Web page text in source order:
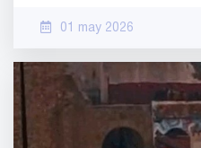
01 may 2026